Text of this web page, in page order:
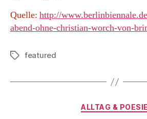
Quelle: http://
abend-ohne-christian-worch-von-
Schlagwörter
featured
ALLTAG & POESIE